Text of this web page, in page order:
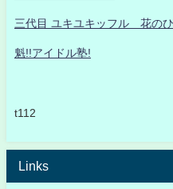
三代目 ユキユキッフル 花のひ
魁!!アイドル塾!
t112
Links